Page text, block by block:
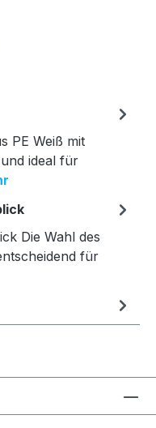
PE Weiß mit
ideal für
Die Wahl des
für